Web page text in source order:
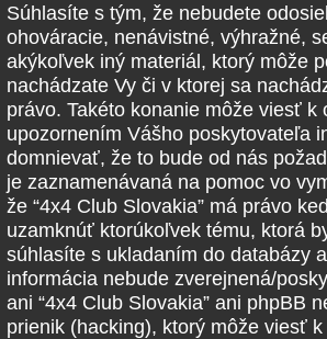
Súhlasíte s tým, že nebudete
ohováracie, nenávistné, výhražné,
akýkoľvek iný materiál, ktorý môže
nachádzate Vy či v ktorej sa
právo. Takéto konanie môže viesť
upozornením Vášho poskytovateľa
domnievať, že to bude od nás
je zaznamenávaná na pomoc vo
že “4x4 Club Slovakia” má právo
uzamknúť ktorúkoľvek tému, ktorá
súhlasíte s ukladaním do databázy
informácia nebude zverejnená/
ani “4x4 Club Slovakia” ani phpBB
prienik (hacking), ktorý môže viesť